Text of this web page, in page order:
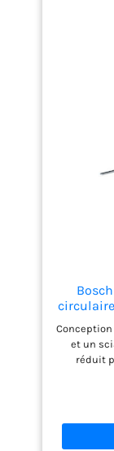
circulaire
et un
réduit
de
12V
Toutes
outils